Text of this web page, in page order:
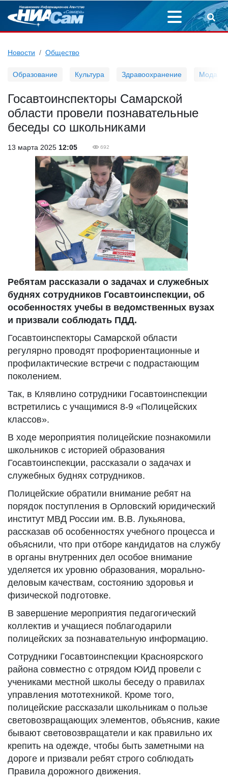
Новости Общество
Образование Культура Здравоохранение Мода
Госавтоинспекторы Самарской
области провели познавательные
беседы со школьниками
13 марта 2025 12:05 692
Ребятам рассказали о задачах и служебных
буднях сотрудников Госавтоинспекции, об
особенностях учебы в ведомственных вузах
и призвали соблюдать ПДД.
Госавтоинспекторы Самарской области
регулярно проводят профориентационные и
профилактические встречи с подрастающим
поколением.
Так, в Клявлино сотрудники Госавтоинспекции
встретились с учащимися 8-9 «Полицейских
классов».
В ходе мероприятия полицейские познакомили
школьников с историей образования
Госавтоинспекции, рассказали о задачах и
служебных буднях сотрудников.
Полицейские обратили внимание ребят на
порядок поступления в Орловский юридический
институт МВД России им. В.В. Лукьянова,
рассказав об особенностях учебного процесса и
объяснили, что при отборе кандидатов на службу
в органы внутренних дел особое внимание
уделяется их уровню образования, морально-
деловым качествам, состоянию здоровья и
физической подготовке.
В завершение мероприятия педагогический
коллектив и учащиеся поблагодарили
полицейских за познавательную информацию.
Сотрудники Госавтоинспекции Красноярского
района совместно с отрядом ЮИД провели с
учениками местной школы беседу о правилах
управления мототехникой. Кроме того,
полицейские рассказали школьникам о пользе
световозвращающих элементов, объяснив, какие
бывают световозвращатели и как правильно их
крепить на одежде, чтобы быть заметными на
дороге и призвали ребят строго соблюдать
Правила дорожного движения.